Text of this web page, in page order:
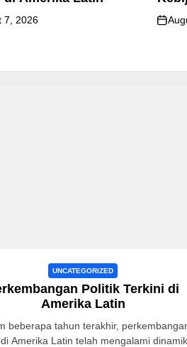
7, 2026
UNCATEGORIZED
Politik Terkini di
Amerika Latin
beberapa tahun terakhir,
Amerika Latin telah mengalami